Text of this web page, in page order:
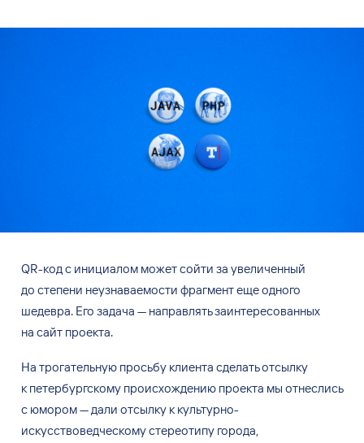
QR-код с инициалом может сойти за увеличенный
до степени неузнаваемости фрагмент еще одного
шедевра. Его задача — направлять заинтересованных
на сайт проекта.
На трогательную просьбу клиента сделать отсылку
к петербургскому происхождению проекта мы отнеслись
с юмором — дали отсылку к культурно-
искусствоведческому стереотипу города,